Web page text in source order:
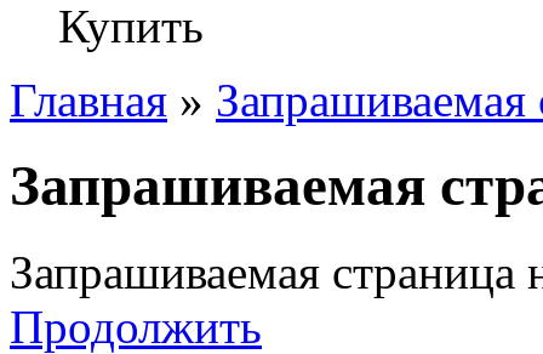
Купить
Главная » Запрашиваемая
Запрашиваемая
Запрашиваемая страница
Продолжить